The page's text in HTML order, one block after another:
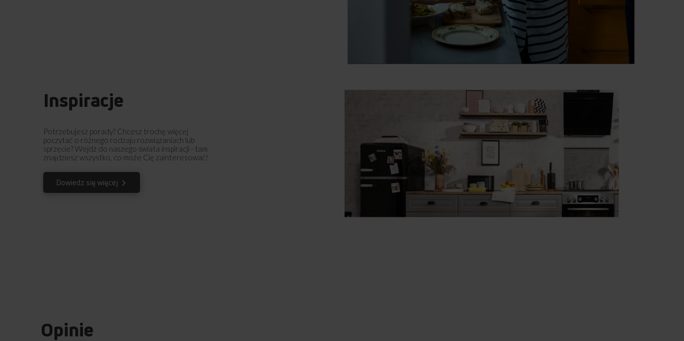
EBI 810 64 W AA (kod: 54764)
MEBI 7542 AA (kod: 54842)
57GE3.33HZPTADPAQ(XX) (kod: 54898)
57GE3.33HZPTADPAQ(W) (kod: 54899)
EBX8551AA (kod: 54939)
NEBI 7542 B AA (kod: 55002)
EBG 6541 AA (kod: 55020)
514IE3.319TSDPHBJQ(W) (kod: 55096)
514IE3.319TSDPHBJQ(XXL) (kod: 55097)
614IE3.369TSDPHBQ(XXL) (kod: 55098)
EBI 7542 AA PYRO (kod: 55159)
IN 933 B (kod: 55165)
IN 853 B PYRO (kod: 55174)
618GE3.33HZPTADPNQ(W) (kod: 55279)
618GE3.33HZPTADPNQ(XX) (kod: 55280)
617GE3.33HZPTADPAQ(XX) (kod: 55335)
620GE3.33ZPTADPNQ(W) (kod: 55365)
Inspiracje
Potrzebujesz porady? Chcesz trochę więcej
poczytać o różnego rodzaju rozwiązaniach lub
sprzęcie? Wejdź do naszego świata inspiracji - tam
znajdziesz wszystko, co może Cię zainteresować!
Dowiedz się więcej
Opinie